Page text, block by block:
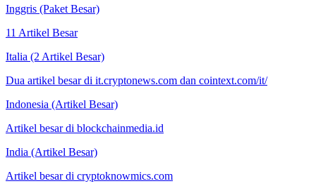
Inggris (Paket Besar)
11 Artikel Besar
Italia (2 Artikel Besar)
Dua artikel besar di it.cryptonews.com dan cointext.com/it/
Indonesia (Artikel Besar)
Artikel besar di blockchainmedia.id
India (Artikel Besar)
Artikel besar di cryptoknowmics.com